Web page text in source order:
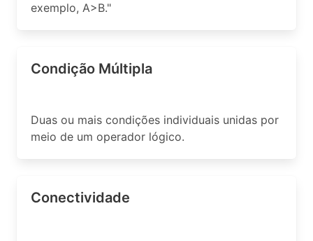
exemplo, A>B."
Condição Múltipla
Duas ou mais condições individuais unidas por
meio de um operador lógico.
Conectividade